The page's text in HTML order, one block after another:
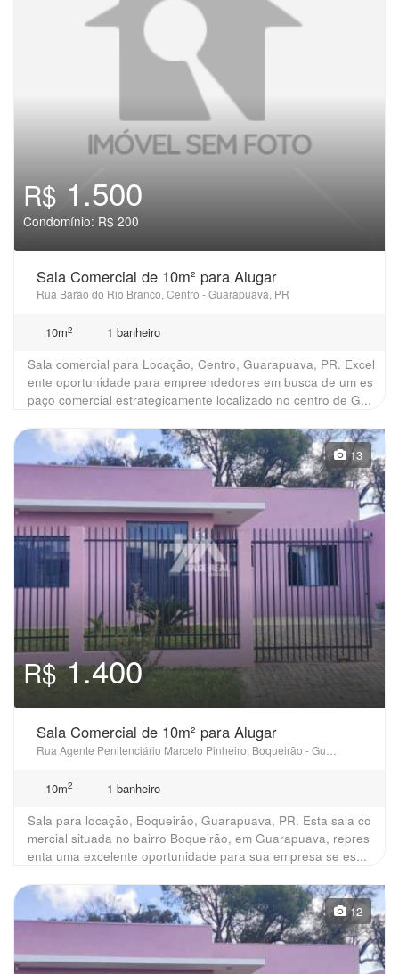
R$1.500
Condomínio: R$ 200
Sala Comercial de 10m² para Alugar
Rua Barão do Rio Branco, Centro - Guarapuava, PR
10m2
1 banheiro
Sala comercial para Locação, Centro, Guarapuava, PR. Excel
ente oportunidade para empreendedores em busca de um es
paço comercial estrategicamente localizado no centro de G...
13
R$1.400
Sala Comercial de 10m² para Alugar
10m2
1 banheiro
Sala para locação, Boqueirão, Guarapuava, PR. Esta sala co
mercial situada no bairro Boqueirão, em Guarapuava, repres
enta uma excelente oportunidade para sua empresa se es...
12